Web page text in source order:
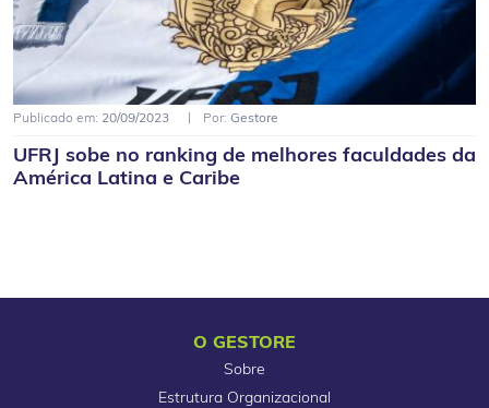
Publicado em: 20/09/2023 Por: Gestore
UFRJ sobe no ranking de melhores faculdades da
América Latina e Caribe
O GESTORE
Sobre
Estrutura Organizacional